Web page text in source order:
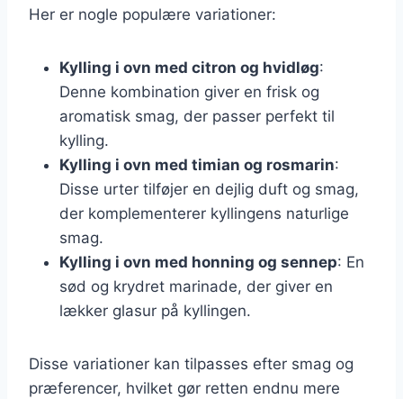
Her er nogle populære variationer:
Kylling i ovn med citron og hvidløg:
Denne kombination giver en frisk og
aromatisk smag, der passer perfekt til
kylling.
Kylling i ovn med timian og rosmarin:
Disse urter tilføjer en dejlig duft og smag,
der komplementerer kyllingens naturlige
smag.
Kylling i ovn med honning og sennep: En
sød og krydret marinade, der giver en
lækker glasur på kyllingen.
Disse variationer kan tilpasses efter smag og
præferencer, hvilket gør retten endnu mere